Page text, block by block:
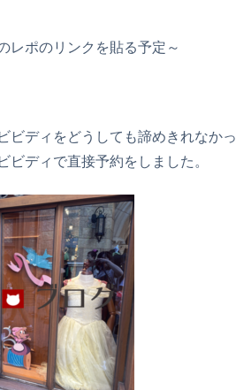
レポのリンクを貼る予定～
ビディをどうしても諦めきれなかっ
ビディで直接予約をしました。